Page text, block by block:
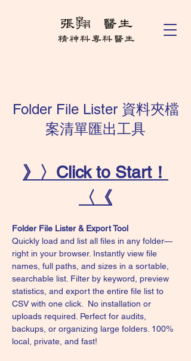
Folder File Lister 資料夾檔
案清單匯出工具
》〉Click to Start！
〈《
Folder File Lister & Export Tool
Quickly load and list all files in any folder—
right in your browser. Instantly view file
names, full paths, and sizes in a sortable,
searchable list. Filter by keyword, preview
statistics, and export the entire file list to
CSV with one click.  No installation or
uploads required. Perfect for audits,
backups, or organizing large folders. 100%
local, private, and fast!